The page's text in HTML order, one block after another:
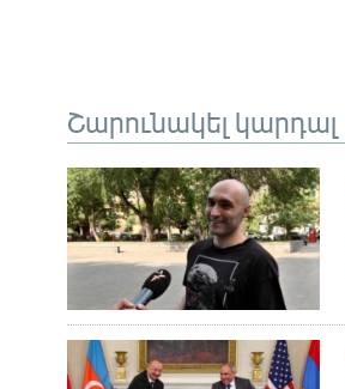
Շարունակել կարդալ